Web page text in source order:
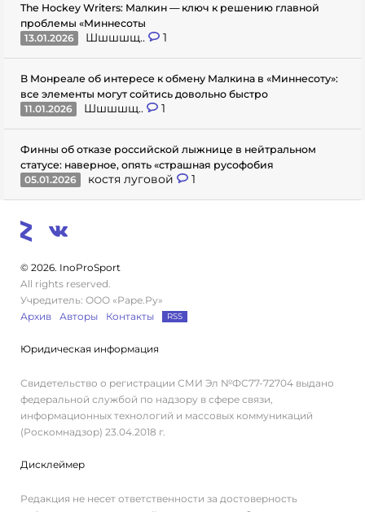
The Hockey Writers: Малкин — ключ к решению главной
проблемы «Миннесоты
13.01.2026
Шшшшщ.. 1
В Монреале об интересе к обмену Малкина в «Миннесоту»:
все элементы могут сойтись довольно быстро
11.01.2026
Шшшшщ.. 1
Финны об отказе российской лыжнице в нейтральном
статусе: наверное, опять «страшная русофобия
05.01.2026
костя луговой 1
© 2026. InoProSport
All rights reserved.
Учредитель: ООО «Раре.Ру»
Архив
Авторы Контакты RSS
Юридическая информация
Свидетельство о регистрации СМИ Эл №ФС77-72704 выдано
федеральной службой по надзору в сфере связи,
информационных технологий и массовых коммуникаций
(Роскомнадзор) 23.04.2018 г.
Дисклеймер
Редакция не несет ответственности за достоверность